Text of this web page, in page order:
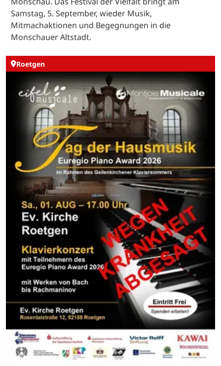
Samstag, 5. September, wieder Musik,
Mitmachaktionen und Begegnungen in die
Monschauer Altstadt.
Roetgen